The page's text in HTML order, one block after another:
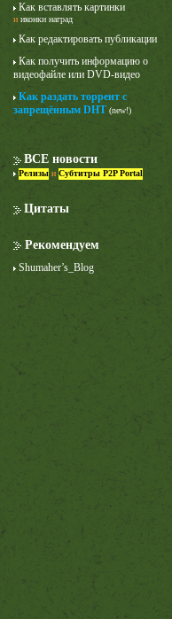
Как вставлять картинки
и иконки наград
Как редактировать публикации
Как получить информацию о
видеофайле или DVD-видео
Как раздать торрент с
запрещённым DHT (new!)
ВСЕ новости
Релизы и Субтитры P2P Portal
Цитаты
Рекомендуем
Shumaher’s_Blog